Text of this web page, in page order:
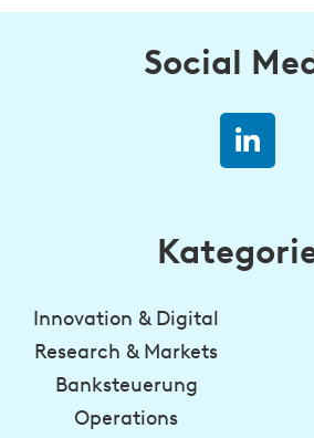
Social
Innovation & Digital
Research & Markets
Banksteuerung
Operations